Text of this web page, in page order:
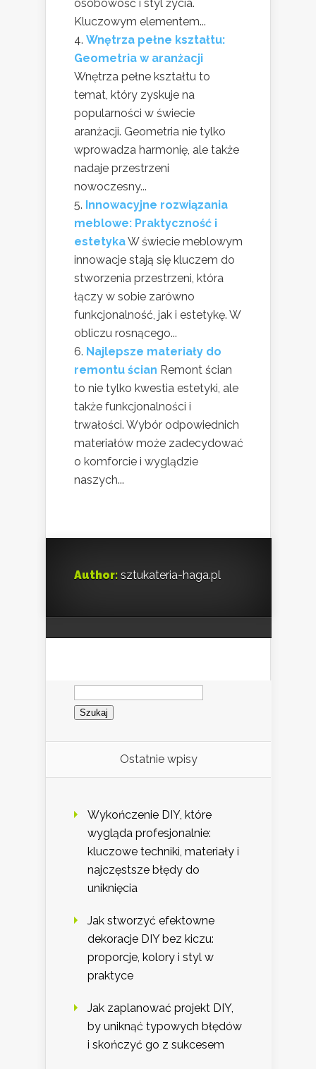
osobowość i styl życia.
Kluczowym elementem...
Wnętrza pełne kształtu:
Geometria w aranżacji
Wnętrza pełne kształtu to
temat, który zyskuje na
popularności w świecie
aranżacji. Geometria nie tylko
wprowadza harmonię, ale także
nadaje przestrzeni
nowoczesny...
Innowacyjne rozwiązania
meblowe: Praktyczność i
estetykaW świecie meblowym
innowacje stają się kluczem do
stworzenia przestrzeni, która
łączy w sobie zarówno
funkcjonalność, jak i estetykę. W
obliczu rosnącego...
Najlepsze materiały do
remontu ścian Remont ścian
to nie tylko kwestia estetyki, ale
także funkcjonalności i
trwałości. Wybór odpowiednich
materiałów może zadecydować
o komforcie i wyglądzie
naszych...
Author: sztukateria-haga.pl
Szukaj:
Ostatnie wpisy
Wykończenie DIY, które
wygląda profesjonalnie:
kluczowe techniki, materiały i
najczęstsze błędy do
uniknięcia
Jak stworzyć efektowne
dekoracje DIY bez kiczu:
proporcje, kolory i styl w
praktyce
Jak zaplanować projekt DIY,
by uniknąć typowych błędów
i skończyć go z sukcesem